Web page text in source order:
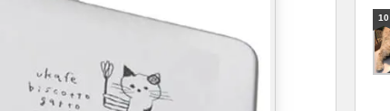
10